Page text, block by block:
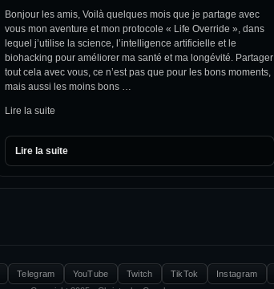
Bonjour les amis, Voilà quelques mois que je partage avec
vous mon aventure et mon protocole « Life Override », dans
lequel j’utilise la science, l’intelligence artificielle et le
biohacking pour améliorer ma santé et ma longévité. Partager
tout cela avec vous, ce n’est pas que pour les bons moments,
mais aussi les moins bons …
Lire la suite
Lire la suite
Telegram YouTube Twitch TikTok Instagram